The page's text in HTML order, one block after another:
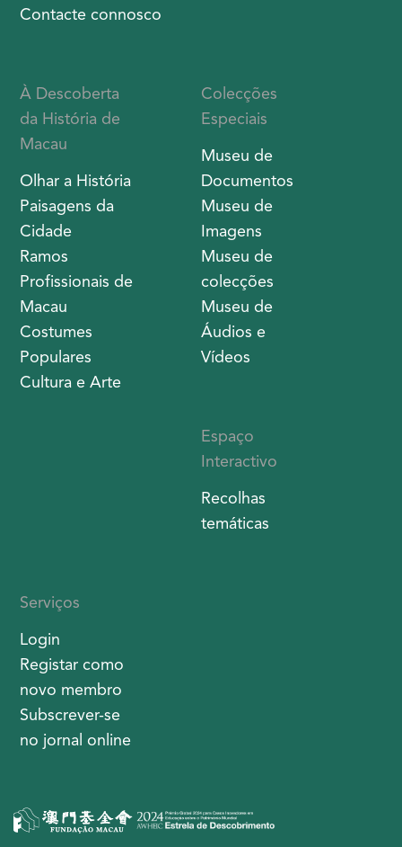
Contacte connosco
À Descoberta
da História de
Macau
Olhar a História
Paisagens da
Cidade
Ramos
Profissionais de
Macau
Costumes
Populares
Cultura e Arte
Colecções
Especiais
Museu de
Documentos
Museu de
Imagens
Museu de
colecções
Museu de
Áudios e
Vídeos
Espaço
Interactivo
Recolhas
temáticas
Serviços
Login
Registar como
novo membro
Subscrever-se
no jornal online